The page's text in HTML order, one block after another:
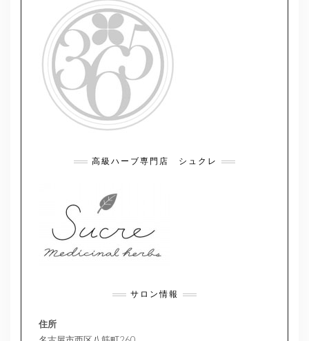
高級ハーブ専門店 シュクレ
サロン情報
住所